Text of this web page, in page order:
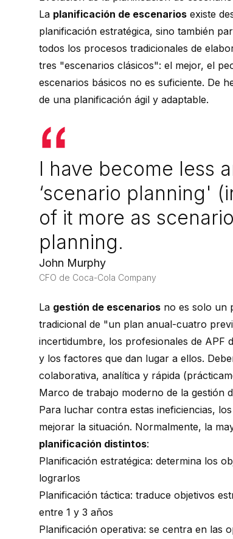
La planificación de escenarios existe
planificación estratégica, sino también
todos los procesos tradicionales de
tres "escenarios clásicos": el mejor, el
escenarios básicos no es suficiente. De
de una planificación ágil y adaptable.
I have become less
‘scenario planning'
of it more as
planning.
John Murphy
CFO de Coca-Cola Company
La gestión de escenarios no es solo un
tradicional de "un plan anual-cuatro
incertidumbre, los profesionales de APF
y los factores que dan lugar a ellos.
colaborativa, analítica y rápida
Marco de trabajo moderno de la gestión
Para luchar contra estas ineficiencias,
mejorar la situación. Normalmente, la
planificación distintos:
Planificación estratégica: determina los
lograrlos
Planificación táctica: traduce objetivos
entre 1 y 3 años
Planificación operativa: se centra en las